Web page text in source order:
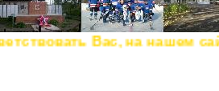
Вас, на нашем сайте!